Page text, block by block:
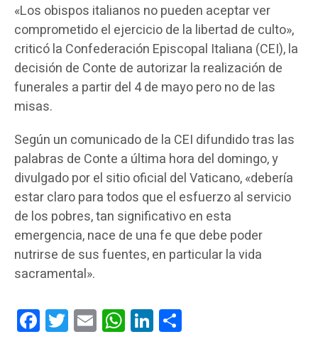
«Los obispos italianos no pueden aceptar ver
comprometido el ejercicio de la libertad de culto»,
criticó la Confederación Episcopal Italiana (CEI), la
decisión de Conte de autorizar la realización de
funerales a partir del 4 de mayo pero no de las
misas.
Según un comunicado de la CEI difundido tras las
palabras de Conte a última hora del domingo, y
divulgado por el sitio oficial del Vaticano, «debería
estar claro para todos que el esfuerzo al servicio
de los pobres, tan significativo en esta
emergencia, nace de una fe que debe poder
nutrirse de sus fuentes, en particular la vida
sacramental».
FacebookTwitterEmail WhatsAppLinkedIn